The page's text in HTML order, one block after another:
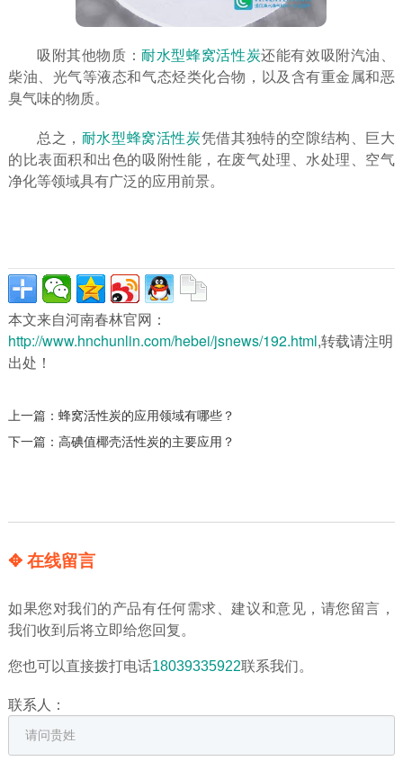
吸附其他物质：耐水型蜂窝活性炭还能有效吸附汽油、
柴油、光气等液态和气态烃类化合物，以及含有重金属和恶
臭气味的物质。
总之， 耐水型蜂窝活性炭凭借其独特的空隙结构、巨大
的比表面积和出色的吸附性能，在废气处理、水处理、空气
净化等领域具有广泛的应用前景。
本文来自河南春林官网：
http://www.hnchunlin.com/hebei/jsnews/192.html,转载请注明
出处！
上一篇： 蜂窝活性炭的应用领域有哪些？
下一篇： 高碘值椰壳活性炭的主要应用？
✥ 在线留言
如果您对我们的产品有任何需求、建议和意见，请您留言，
我们收到后将立即给您回复。
您也可以直接拨打电话18039335922联系我们。
联系人：